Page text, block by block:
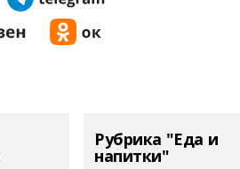
Рубрика "Еда и
напитки"